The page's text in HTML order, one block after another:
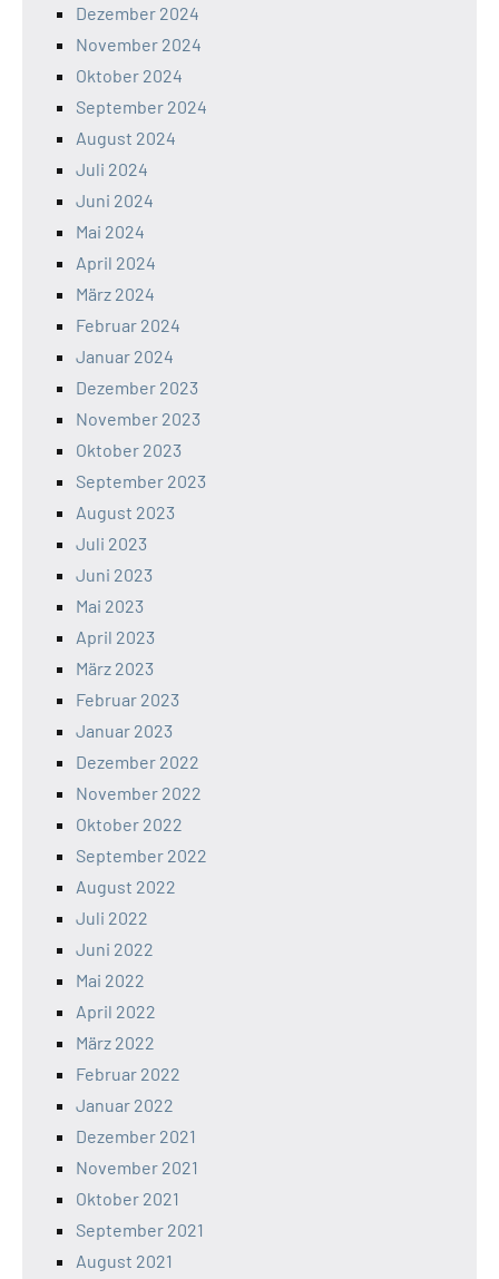
Dezember 2024
November 2024
Oktober 2024
September 2024
August 2024
Juli 2024
Juni 2024
Mai 2024
April 2024
März 2024
Februar 2024
Januar 2024
Dezember 2023
November 2023
Oktober 2023
September 2023
August 2023
Juli 2023
Juni 2023
Mai 2023
April 2023
März 2023
Februar 2023
Januar 2023
Dezember 2022
November 2022
Oktober 2022
September 2022
August 2022
Juli 2022
Juni 2022
Mai 2022
April 2022
März 2022
Februar 2022
Januar 2022
Dezember 2021
November 2021
Oktober 2021
September 2021
August 2021